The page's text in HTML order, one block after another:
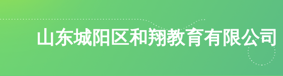
山东城阳区和翔教育有限公司